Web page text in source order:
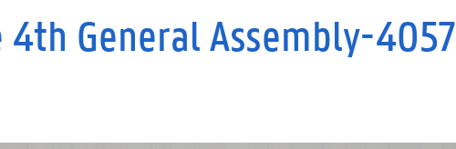
4th General Assembly-4057